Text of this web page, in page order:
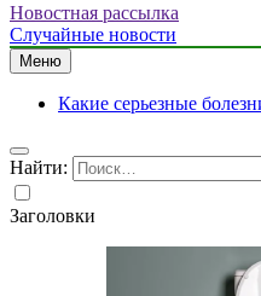
Новостная рассылка
Случайные новости
Меню
Какие серьезные
Найти:
Заголовки